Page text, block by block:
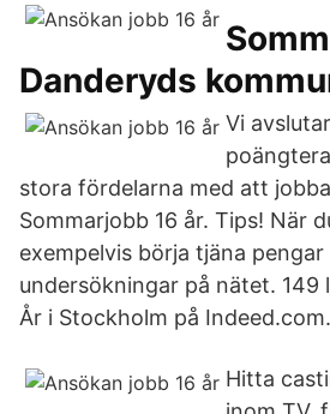
Danderyds
Vi
stora fördelarna med att
Sommarjobb 16 år. Tips! När
exempelvis börja tjäna
undersökningar på nätet. 149
År i Stockholm på Indeed.com.
Hitta